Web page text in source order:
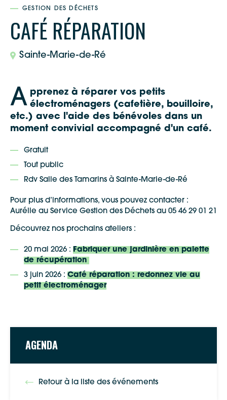
GESTION DES DÉCHETS
CAFÉ RÉPARATION
Sainte-Marie-de-Ré
AGENDA
Retour à la liste des événements
A pprenez à réparer vos petits
électroménagers (cafetière, bouilloire,
etc.) avec l'aide des bénévoles dans un
moment convivial accompagné d'un café.
Gratuit
Tout public
Rdv Salle des Tamarins à Sainte-Marie-de-Ré
Pour plus d’informations, vous pouvez contacter :
Aurélie au Service Gestion des Déchets au 05 46 29 01 21
Découvrez nos prochains ateliers :
20 mai 2026 : Fabriquer une jardinière en palette
de récupération
3 juin 2026 : Café réparation : redonnez vie au
petit électroménager